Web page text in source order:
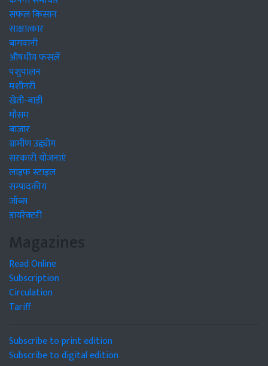
सफल किसान
साक्षात्कार
बागवानी
औषधीय फसलें
पशुपालन
मशीनरी
खेती-बाड़ी
मौसम
बाजार
ग्रामीण उद्द्योग
सरकारी योजनाएं
लाइफ स्टाइल
सम्पादकीय
जॉब्स
डायरेक्टरी
Magazines
Read Online
Subscription
Circulation
Tariff
Subscribe to print edition
Subscribe to digital edition